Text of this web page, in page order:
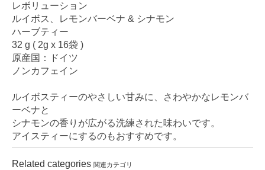
レボリューション
ルイボス、レモンバーベナ & シナモン
ハーブティー
32 g ( 2g x 16袋 )
原産国：ドイツ
ノンカフェイン
ルイボスティーのやさしい甘みに、さわやかなレモンバ
ーベナと
シナモンの香りが広がる洗練された味わいです。
アイスティーにするのもおすすめです。
Related categories 関連カテゴリ